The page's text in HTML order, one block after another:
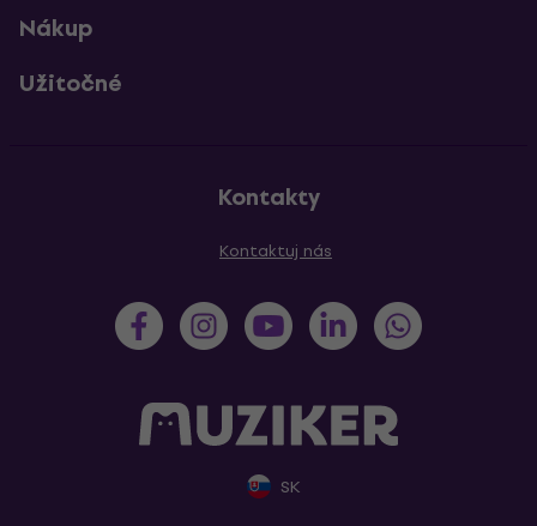
Nákup
Užitočné
Kontakty
Kontaktuj nás
SK